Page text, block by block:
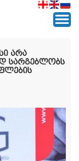
არა
სარგებლობს